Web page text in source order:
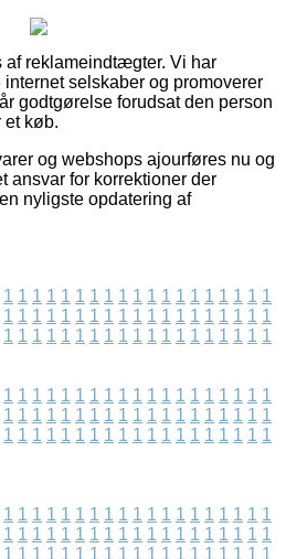
af reklameindtægter. Vi har
selskaber og promoverer
godtgørelse forudsat den person
et køb.
og webshops ajourføres nu og
ansvar for korrektioner der
nyligste opdatering af
1 1 1 1 1 1 1 1 1 1 1 1 1 1 1 1 1 1 1
1 1 1 1 1 1 1 1 1 1 1 1 1 1 1 1 1 1 1
1 1 1 1 1 1 1 1 1 1 1 1 1 1 1 1 1 1 1
1 1 1 1 1 1 1 1 1 1 1 1 1 1 1 1 1 1 1
1 1 1 1 1 1 1 1 1 1 1 1 1 1 1 1 1 1 1
1 1 1 1 1 1 1 1 1 1 1 1 1 1 1 1 1 1 1
1 1 1 1 1 1 1 1 1 1 1 1 1 1 1 1 1 1 1
1 1 1 1 1 1 1 1 1 1 1 1 1 1 1 1 1 1 1
1 1 1 1 1 1 1 1 1 1 1 1 1 1 1 1 1 1 1